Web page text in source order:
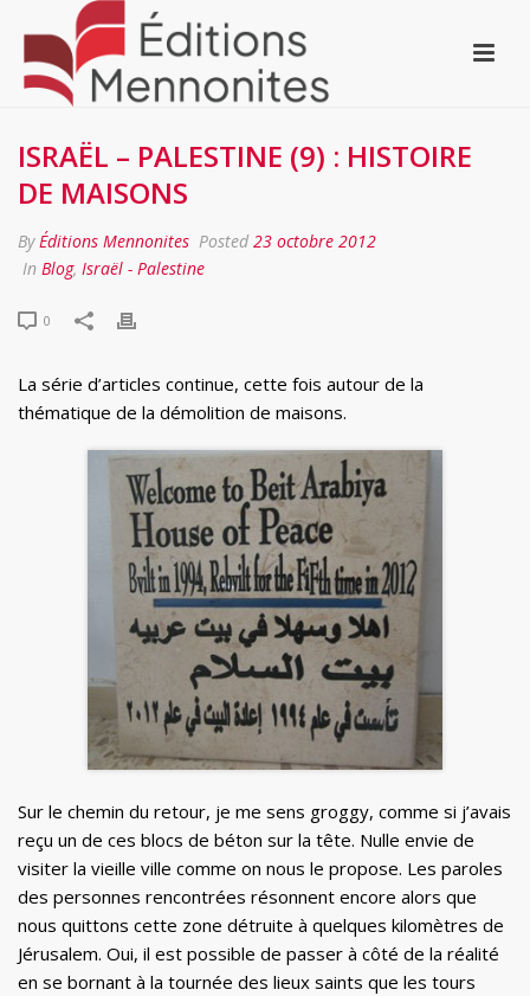
ISRAËL – PALESTINE (9) : HISTOIRE
DE MAISONS
ByÉditions Mennonites Posted 23 octobre 2012
In Blog, Israël - Palestine
0
La série d’articles continue, cette fois autour de la
thématique de la démolition de maisons.
Sur le chemin du retour, je me sens groggy, comme si j’avais
reçu un de ces blocs de béton sur la tête. Nulle envie de
visiter la vieille ville comme on nous le propose. Les paroles
des personnes rencontrées résonnent encore alors que
nous quittons cette zone détruite à quelques kilomètres de
Jérusalem. Oui, il est possible de passer à côté de la réalité
en se bornant à la tournée des lieux saints que les tours